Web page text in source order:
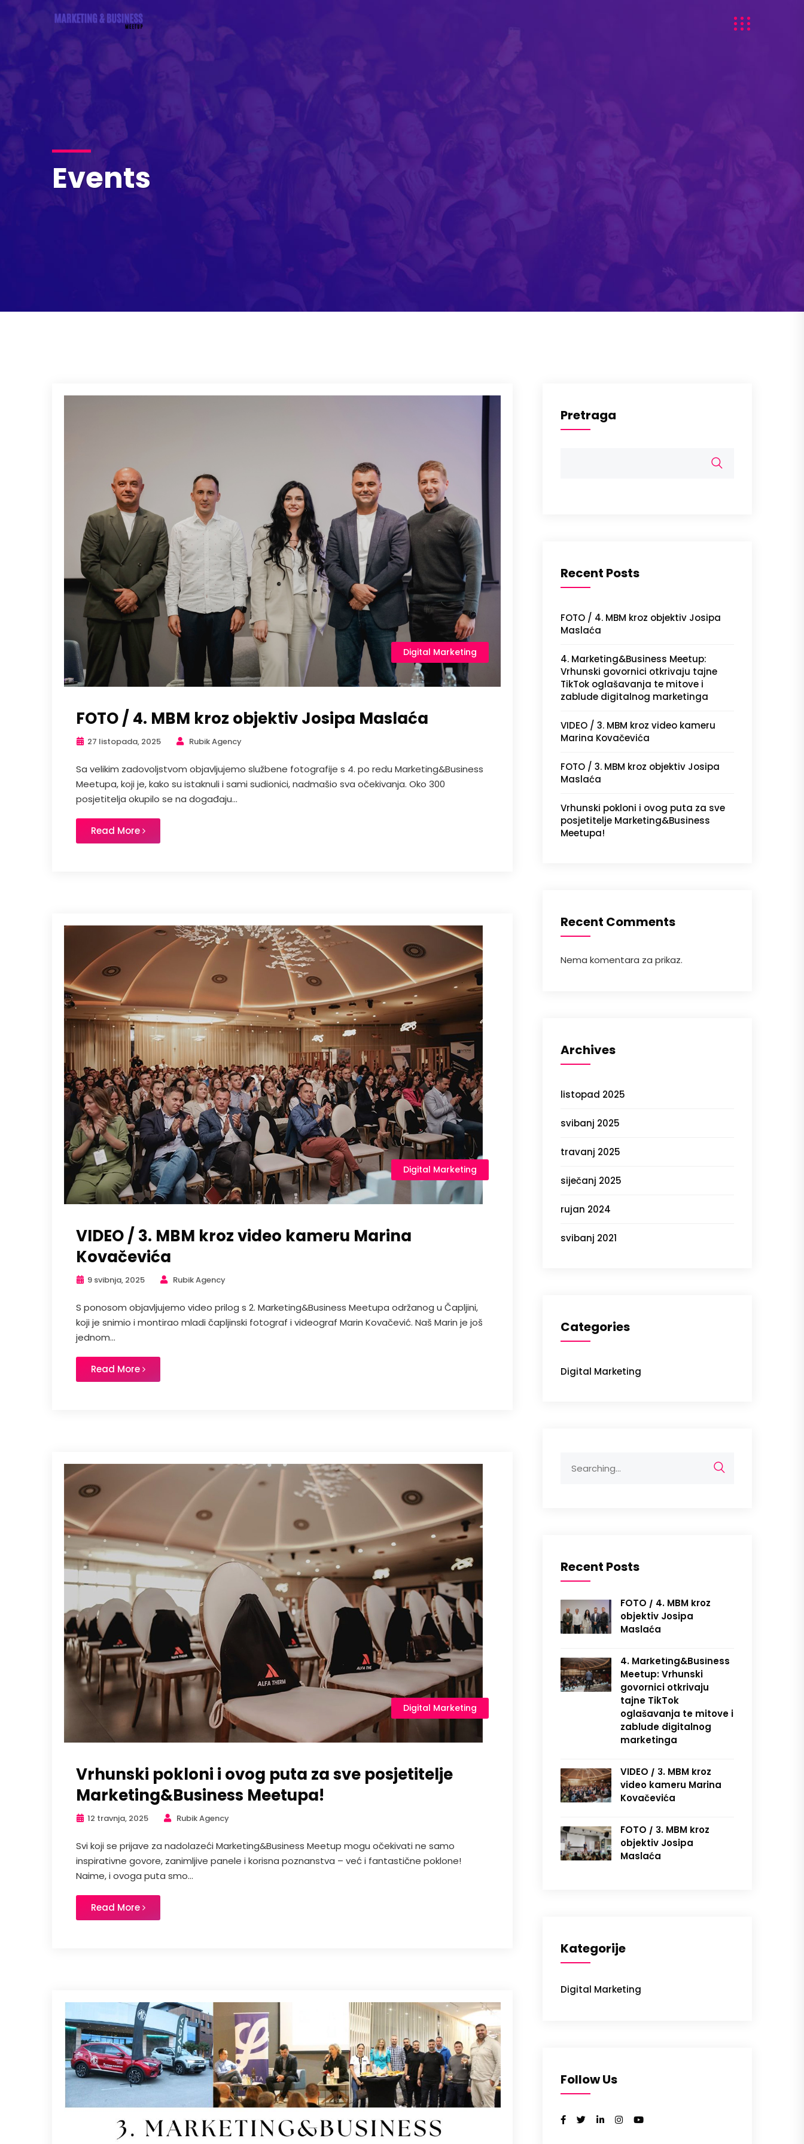
Events
Digital Marketing
FOTO / 4. MBM kroz objektiv Josipa Maslaća
27 listopada, 2025 Rubik Agency
Sa velikim zadovoljstvom objavljujemo službene fotografije s 4. po redu Marketing&Business
Meetupa, koji je, kako su istaknuli i sami sudionici, nadmašio sva očekivanja. Oko 300
posjetitelja okupilo se na događaju...
Read More
Digital Marketing
VIDEO / 3. MBM kroz video kameru Marina
Kovačevića
9 svibnja, 2025 Rubik Agency
S ponosom objavljujemo video prilog s 2. Marketing&Business Meetupa održanog u Čapljini,
koji je snimio i montirao mladi čapljinski fotograf i videograf Marin Kovačević. Naš Marin je još
jednom...
Read More
Digital Marketing
Vrhunski pokloni i ovog puta za sve posjetitelje
Marketing&Business Meetupa!
12 travnja, 2025 Rubik Agency
Svi koji se prijave za nadolazeći Marketing&Business Meetup mogu očekivati ne samo
inspirativne govore, zanimljive panele i korisna poznanstva – već i fantastične poklone!
Naime, i ovoga puta smo...
Read More
Pretraga
Recent Posts
FOTO / 4. MBM kroz objektiv Josipa
Maslaća
4. Marketing&Business Meetup:
Vrhunski govornici otkrivaju tajne
TikTok oglašavanja te mitove i
zablude digitalnog marketinga
VIDEO / 3. MBM kroz video kameru
Marina Kovačevića
FOTO / 3. MBM kroz objektiv Josipa
Maslaća
Vrhunski pokloni i ovog puta za sve
posjetitelje Marketing&Business
Meetupa!
Recent Comments
Nema komentara za prikaz.
Archives
listopad 2025
svibanj 2025
travanj 2025
siječanj 2025
rujan 2024
svibanj 2021
Categories
Digital Marketing
for:
Recent Posts
FOTO / 4. MBM kroz
objektiv Josipa
Maslaća
4. Marketing&Business
Meetup: Vrhunski
govornici otkrivaju
tajne TikTok
oglašavanja te mitove i
zablude digitalnog
marketinga
VIDEO / 3. MBM kroz
video kameru Marina
Kovačevića
FOTO / 3. MBM kroz
objektiv Josipa
Maslaća
Kategorije
Digital Marketing
Follow Us